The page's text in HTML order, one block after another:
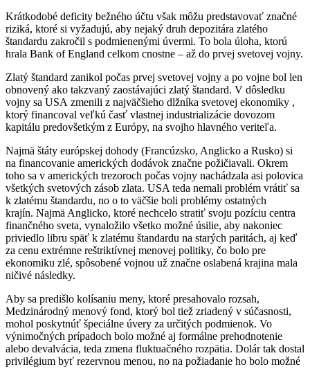
Krátkodobé deficity bežného účtu však môžu predstavovať značné
riziká, ktoré si vyžadujú, aby nejaký druh depozitára zlatého
štandardu zakročil s podmienenými úvermi. To bola úloha, ktorú
hrala Bank of England celkom cnostne – až do prvej svetovej vojny.
Zlatý štandard zanikol počas prvej svetovej vojny a po vojne bol len
obnovený ako takzvaný zaostávajúci zlatý štandard. V dôsledku
vojny sa USA zmenili z najväčšieho dlžníka svetovej ekonomiky ,
ktorý financoval veľkú časť vlastnej industrializácie dovozom
kapitálu predovšetkým z Európy, na svojho hlavného veriteľa.
Najmä štáty európskej dohody (Francúzsko, Anglicko a Rusko) si
na financovanie amerických dodávok značne požičiavali. Okrem
toho sa v amerických trezoroch počas vojny nachádzala asi polovica
všetkých svetových zásob zlata. USA teda nemali problém vrátiť sa
k zlatému štandardu, no o to väčšie boli problémy ostatných
krajín. Najmä Anglicko, ktoré nechcelo stratiť svoju pozíciu centra
finančného sveta, vynaložilo všetko možné úsilie, aby nakoniec
priviedlo libru späť k zlatému štandardu na starých paritách, aj keď
za cenu extrémne reštriktívnej menovej politiky, čo bolo pre
ekonomiku zlé, spôsobené vojnou už značne oslabená krajina mala
ničivé následky.
Aby sa predišlo kolísaniu meny, ktoré presahovalo rozsah,
Medzinárodný menový fond, ktorý bol tiež zriadený v súčasnosti,
mohol poskytnúť špeciálne úvery za určitých podmienok. Vo
výnimočných prípadoch bolo možné aj formálne prehodnotenie
alebo devalvácia, teda zmena fluktuačného rozpätia. Dolár tak dostal
privilégium byť rezervnou menou, no na požiadanie ho bolo možné